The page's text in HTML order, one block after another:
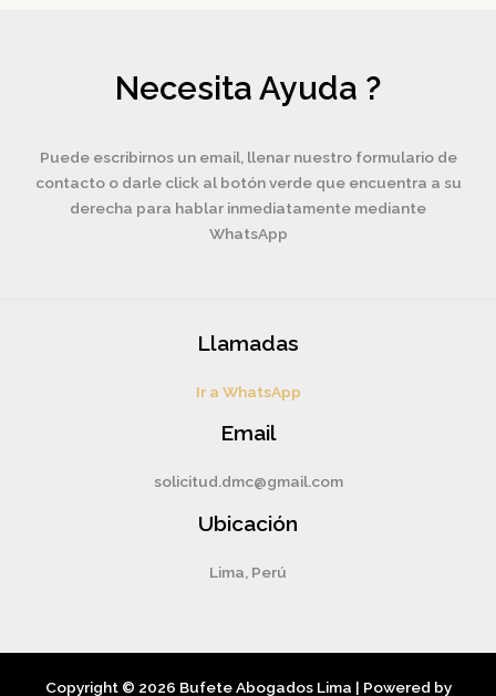
Necesita Ayuda ?
Puede escribirnos un email, llenar nuestro formulario de
contacto o darle click al botón verde que encuentra a su
derecha para hablar inmediatamente mediante
WhatsApp
Llamadas
Ir a WhatsApp
Email
solicitud.dmc@gmail.com
Ubicación
Lima, Perú
Copyright © 2026 Bufete Abogados Lima | Powered by